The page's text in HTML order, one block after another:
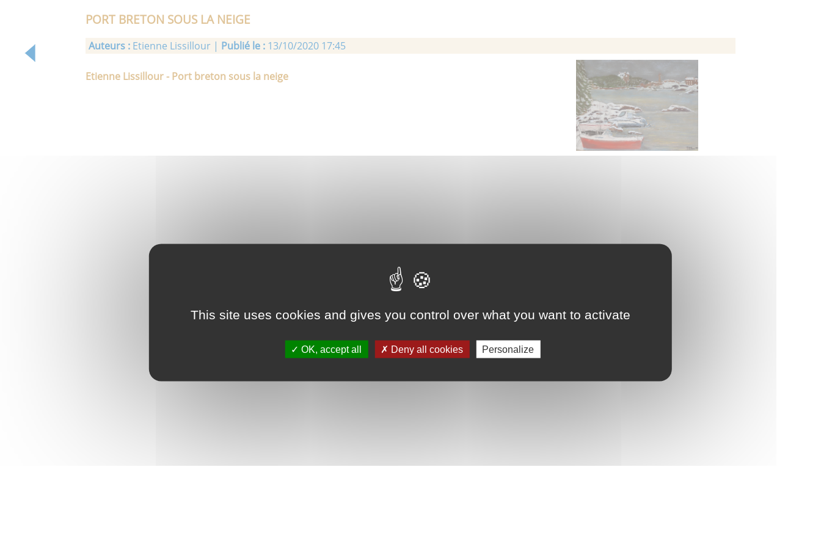
PORT BRETON SOUS LA NEIGE
Auteurs :Etienne Lissillour | Publié le :13/10/2020 17:45
Etienne Lissillour - Port breton sous la neige
This site uses cookies and gives you control over what you want to activate
OK, accept all Deny all cookies Personalize